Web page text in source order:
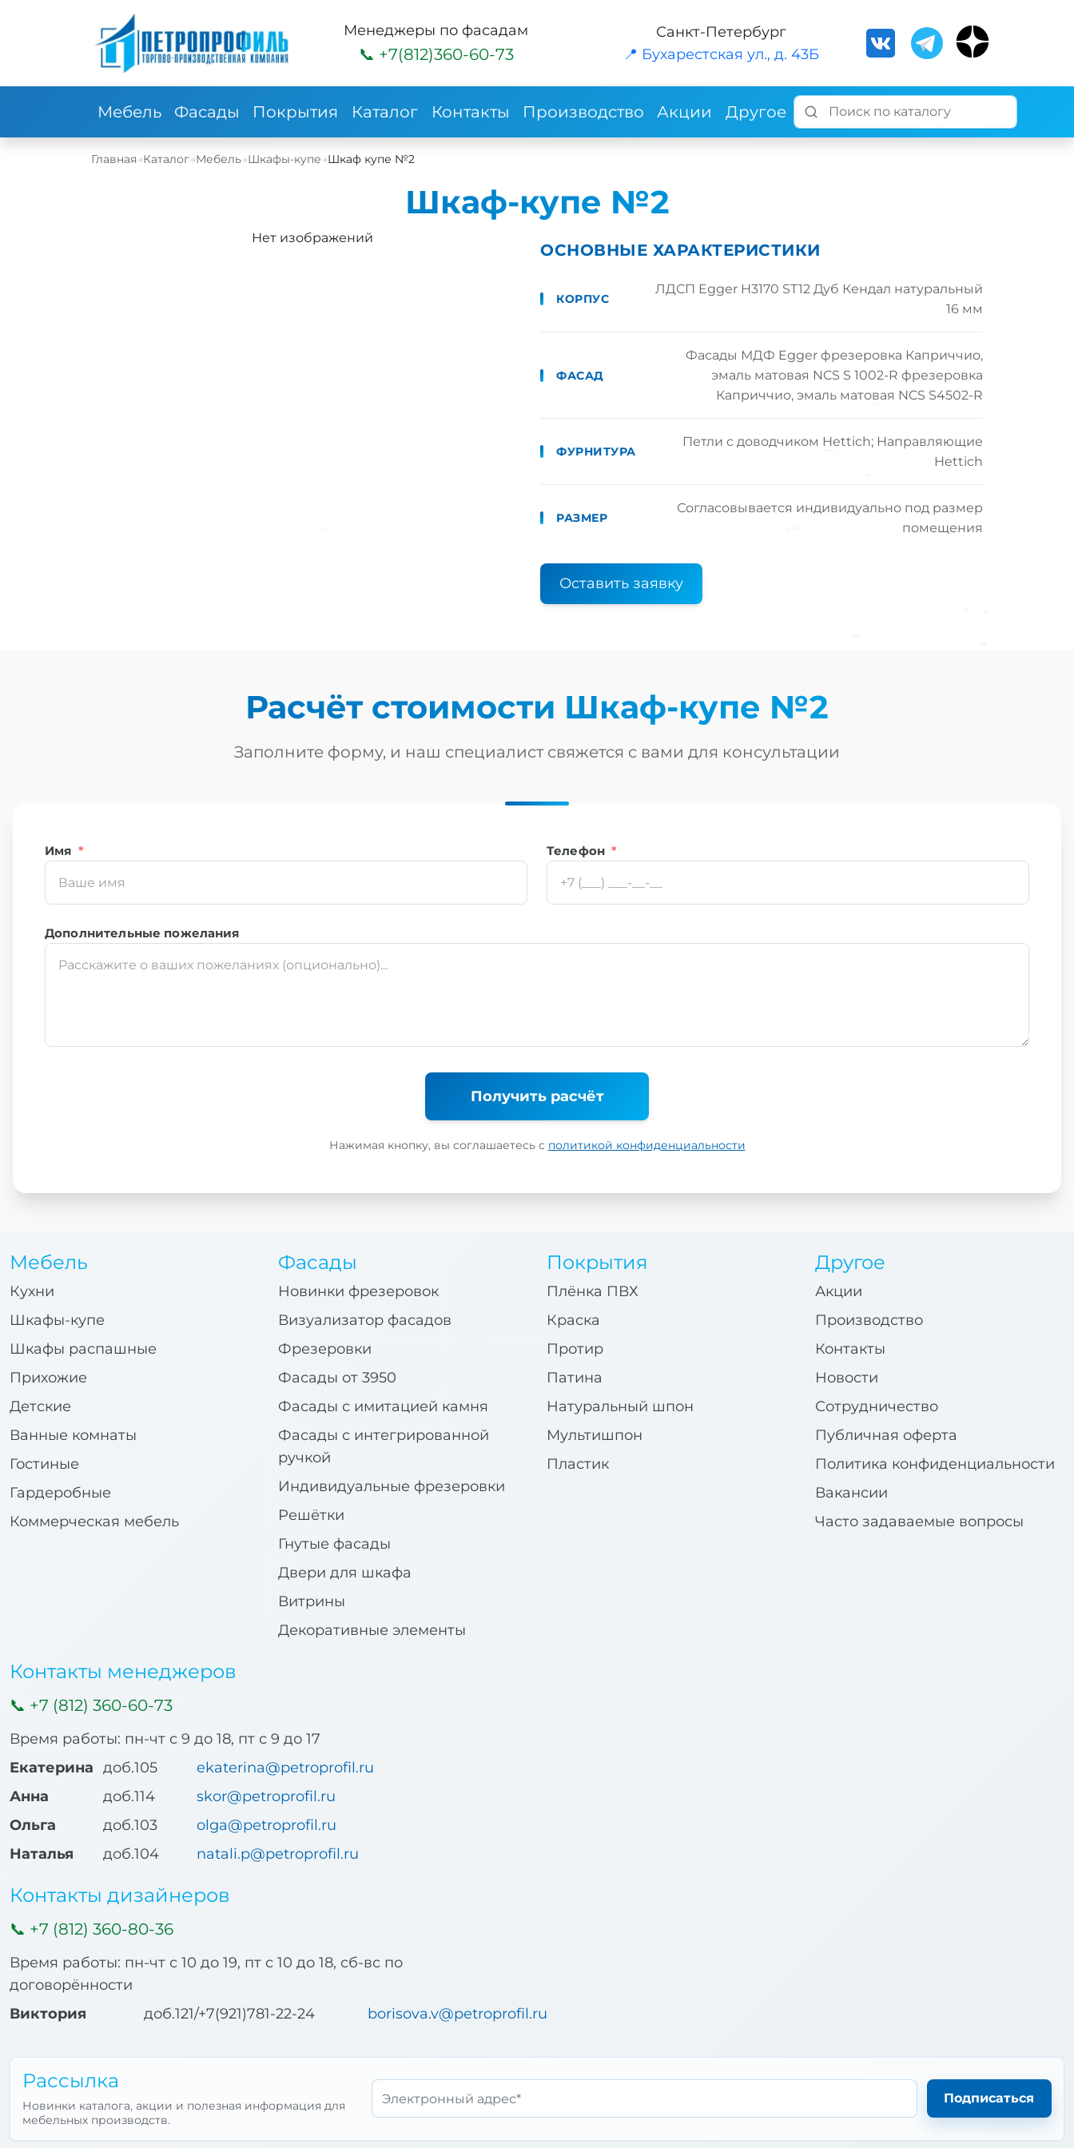
Менеджеры по фасадам
+7(812)360-60-73
Санкт-Петербург
📍 Бухарестская ул., д. 43Б
Мебель Фасады Покрытия Каталог Контакты Производство Акции Другое
Главная→Каталог→Мебель→Шкафы-купе→Шкаф купе №2
Шкаф-купе №2
Нет изображений
ОСНОВНЫЕ ХАРАКТЕРИСТИКИ
КОРПУС
ЛДСП Egger H3170 ST12 Дуб Кендал натуральный
16 мм
ФАСАД
Фасады МДФ Egger фрезеровка Каприччио,
эмаль матовая NCS S 1002-R фрезеровка
Каприччио, эмаль матовая NCS S4502-R
ФУРНИТУРА
Петли с доводчиком Hettich; Направляющие
Hettich
РАЗМЕР
Согласовывается индивидуально под размер
помещения
Оставить заявку
Расчёт стоимости Шкаф-купе №2
Заполните форму, и наш специалист свяжется с вами для консультации
Имя * Телефон *
Дополнительные пожелания
Получить расчёт
Нажимая кнопку, вы соглашаетесь с политикой конфиденциальности
Мебель
Кухни
Шкафы-купе
Шкафы распашные
Прихожие
Детские
Ванные комнаты
Гостиные
Гардеробные
Коммерческая мебель
Фасады
Новинки фрезеровок
Визуализатор фасадов
Фрезеровки
Фасады от 3950
Фасады с имитацией камня
Фасады с интегрированной
ручкой
Индивидуальные фрезеровки
Решётки
Гнутые фасады
Двери для шкафа
Витрины
Декоративные элементы
Покрытия
Плёнка ПВХ
Краска
Протир
Патина
Натуральный шпон
Мультишпон
Пластик
Другое
Акции
Производство
Контакты
Новости
Сотрудничество
Публичная оферта
Политика конфиденциальности
Вакансии
Часто задаваемые вопросы
Контакты менеджеров
+7 (812) 360-60-73
Время работы: пн-чт с 9 до 18, пт с 9 до 17
Екатерина доб.105
ekaterina@petroprofil.ru
Анна
доб.114
skor@petroprofil.ru
Ольга
доб.103
olga@petroprofil.ru
Наталья
доб.104 natali.p@petroprofil.ru
Контакты дизайнеров
+7 (812) 360-80-36
Время работы: пн-чт с 10 до 19, пт с 10 до 18, сб-вс по
договорённости
Виктория
доб.121/+7(921)781-22-24 borisova.v@petroprofil.ru
Рассылка
Новинки каталога, акции и полезная информация для
мебельных производств.
Email*
Подписаться